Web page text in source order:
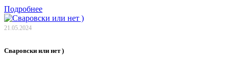
Подробнее
21.05.2024
Сваровски или нет )